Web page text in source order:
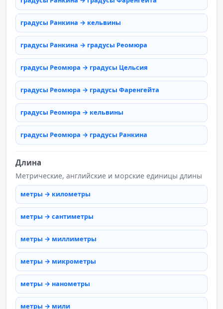
градусы Ранкина → кельвины
градусы Ранкина → градусы Реомюра
градусы Реомюра → градусы Цельсия
градусы Реомюра → градусы Фаренгейта
градусы Реомюра → кельвины
градусы Реомюра → градусы Ранкина
Длина
Метрические, английские и морские единицы длины
метры → километры
метры → сантиметры
метры → миллиметры
метры → микрометры
метры → нанометры
метры → мили